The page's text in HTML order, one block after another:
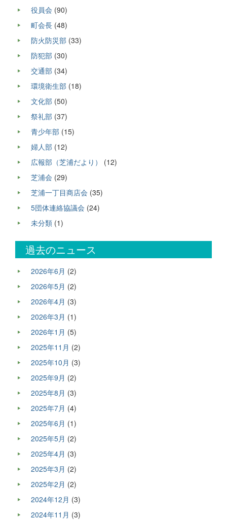
役員会 (90)
町会長 (48)
防火防災部 (33)
防犯部 (30)
交通部 (34)
環境衛生部 (18)
文化部 (50)
祭礼部 (37)
青少年部 (15)
婦人部 (12)
広報部（芝浦だより）
(12)
芝浦会 (29)
芝浦一丁目商店会 (35)
5団体連絡協議会 (24)
未分類 (1)
過去のニュース
2026年6月 (2)
2026年5月 (2)
2026年4月 (3)
2026年3月 (1)
2026年1月 (5)
2025年11月 (2)
2025年10月 (3)
2025年9月 (2)
2025年8月 (3)
2025年7月 (4)
2025年6月 (1)
2025年5月 (2)
2025年4月 (3)
2025年3月 (2)
2025年2月 (2)
2024年12月 (3)
2024年11月 (3)